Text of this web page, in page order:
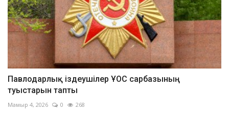
Павлодарлық іздеушілер ҰОС сарбазының
туыстарын тапты
Мамыр 4, 2026 0 268